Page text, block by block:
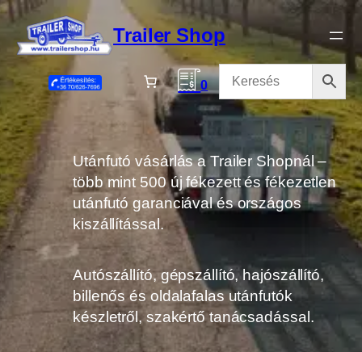
Ugrás
tartalomhoz
Trailer Shop
0
Utánfutó vásárlás a Trailer Shopnál –
több mint 500 új fékezett és fékezetlen
utánfutó garanciával és országos
kiszállítással.
Autószállító, gépszállító, hajószállító,
billenős és oldalafalas utánfutók
készletről, szakértő tanácsadással.